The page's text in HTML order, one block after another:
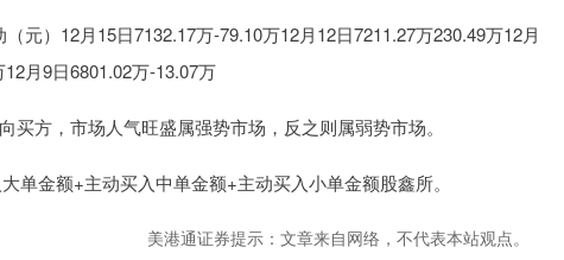
元）12月15日7132.17万-79.10万12月12日7211.27万230.49万12月
月9日6801.02万-13.07万
方，市场人气旺盛属强势市场，反之则属弱势市场。
单金额+主动买入中单金额+主动买入小单金额股鑫所。
美港通证券提示：文章来自网络，不代表本站观点。